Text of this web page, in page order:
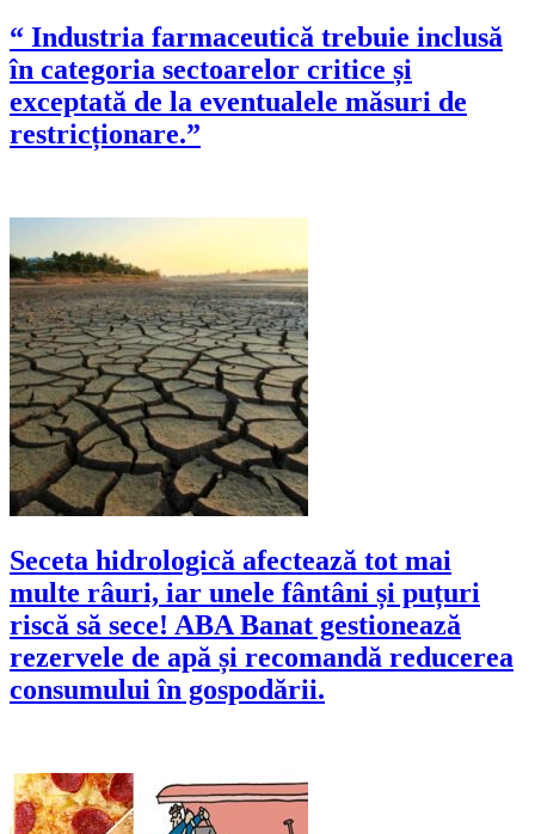
“ Industria farmaceutică trebuie inclusă
în categoria sectoarelor critice și
exceptată de la eventualele măsuri de
restricționare.”
Seceta hidrologică afectează tot mai
multe râuri, iar unele fântâni și puțuri
riscă să sece! ABA Banat gestionează
rezervele de apă și recomandă reducerea
consumului în gospodării.